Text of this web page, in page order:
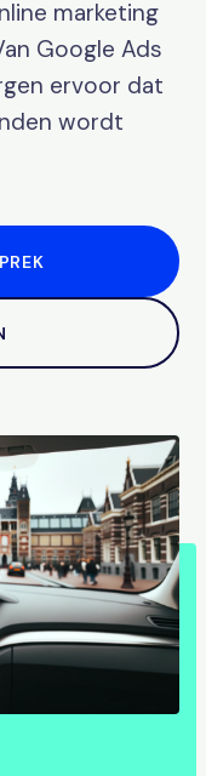
marketing
Google Ads
ervoor dat
wordt